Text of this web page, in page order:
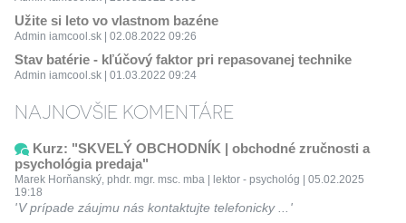
Užite si leto vo vlastnom bazéne
Admin iamcool.sk | 02.08.2022 09:26
Stav batérie - kľúčový faktor pri repasovanej technike
Admin iamcool.sk | 01.03.2022 09:24
NAJNOVŠIE KOMENTÁRE
Kurz: "SKVELÝ OBCHODNÍK | obchodné zručnosti a
psychológia predaja"
Marek Horňanský, phdr. mgr. msc. mba | lektor - psychológ | 05.02.2025
19:18
V prípade záujmu nás kontaktujte telefonicky ...